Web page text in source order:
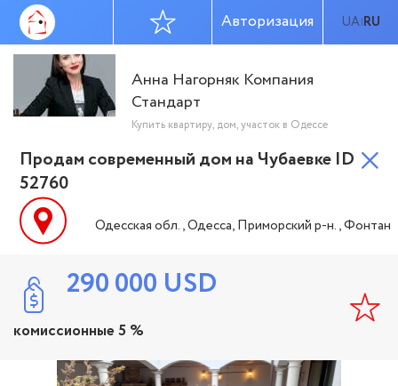
UA|RU
Авторизация
Анна Нагорняк Компания
Стандарт
Купить квартиру, дом, участок в Одессе
Продам современный дом на Чубаевке ID
52760
Одесская обл., Одесса, Приморский р-н., Фонтан
290 000 USD
комиссионные 5 %